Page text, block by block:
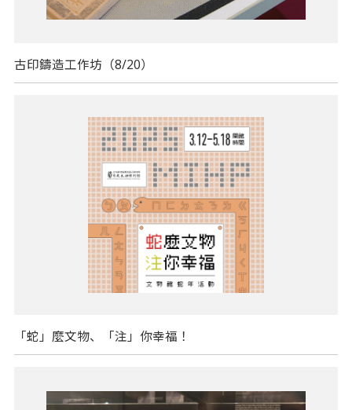
古印鑄造工作坊（8/20）
「蛇」麼文物、「注」你幸福！